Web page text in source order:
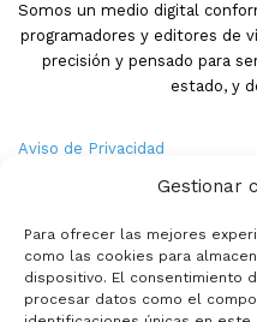
Gestionar
Para ofrecer las mejores
como las cookies para
dispositivo. El consentimiento
procesar datos como el
Somos un medio digital
programadores y editores de
precisión y pensado para
estado, y
Aviso de Privacidad
Términos y Condiciones
Política de Cookies